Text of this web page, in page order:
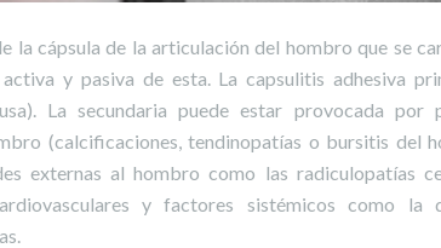
la cápsula de la articulación del hombro que se
y pasiva de esta. La capsulitis adhesiva
La secundaria puede estar provocada por
(calcificaciones, tendinopatías o bursitis del
externas al hombro como las radiculopatías
y factores sistémicos como la